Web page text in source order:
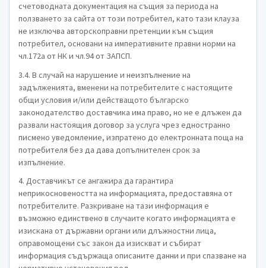
счетоводната документация на същия за периода на
ползването за сайта от този потребител, като тази клауза
не изключва авторскоправни претенции към същия
потребител, основани на императивните правни норми на
чл.172а от НК и чл.94 от ЗАПСП.
3.4. В случай на нарушение и неизпълнение на
задълженията, вменени на потребителите с настоящите
общи условия и/или действащото българско
законодателство доставчика има право, но не е длъжен да
развали настоящия договор за услуга чрез едностранно
писмено уведомление, изпратено до електронната поща на
потребителя без да дава допълнителен срок за
изпълнение.
4. Доставчикът се ангажира да гарантира
неприкосновеността на информацията, предоставяна от
потребителите. Разкриване на тази информация е
възможно единствено в случаите когато информацията е
изискана от държавни органи или длъжностни лица,
оправомощени със закон да изискват и събират
информация съдържаща описаните данни и при спазване на